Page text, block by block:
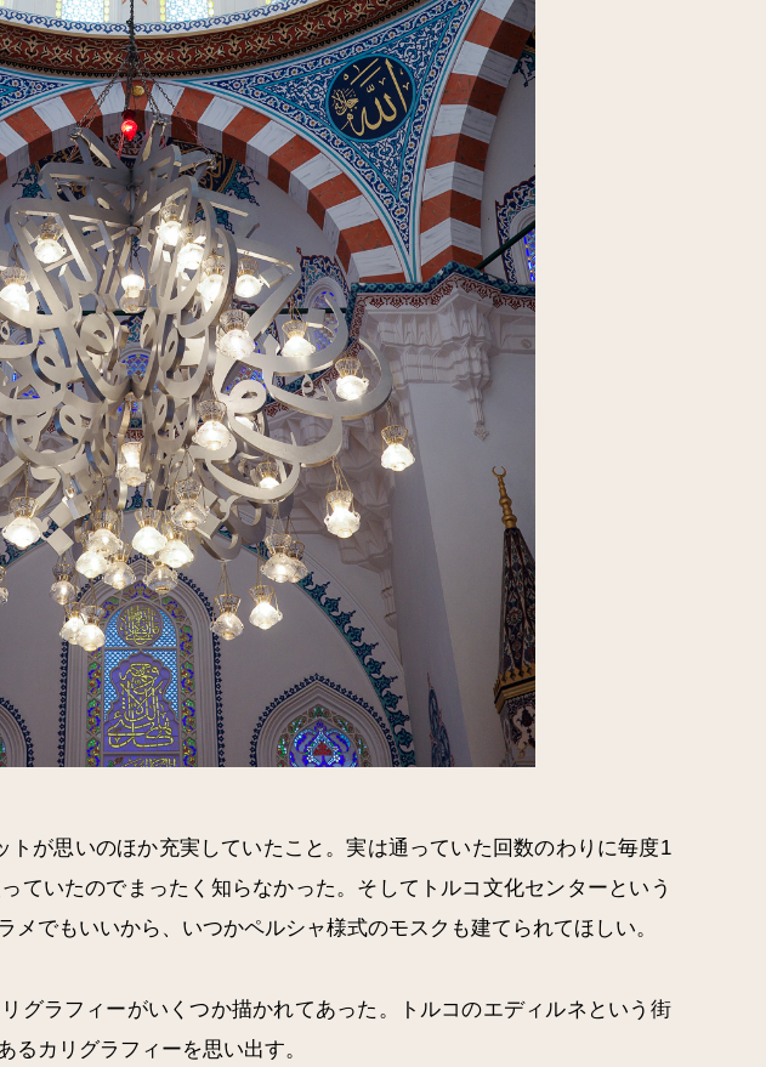
が思いのほか充実していたこと。実は通っていた回数のわりに毎度1
ていたのでまったく知らなかった。そしてトルコ文化センターという
でもいいから、いつかペルシャ様式のモスクも建てられてほしい。
グラフィーがいくつか描かれてあった。トルコのエディルネという街
カリグラフィーを思い出す。